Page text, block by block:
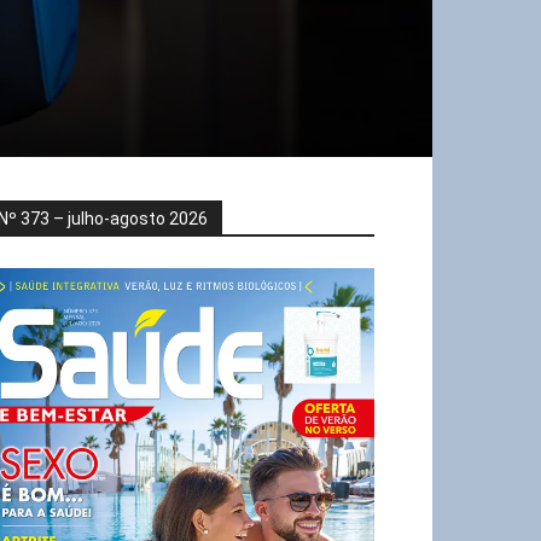
373 – julho-agosto 2026